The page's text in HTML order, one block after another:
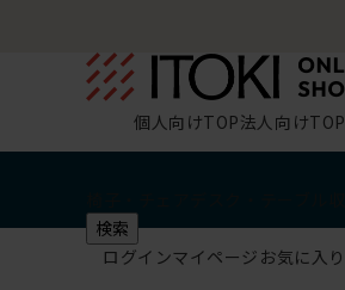
個人向けTOP法人向けTOP
検索
ログインマイページ お気に入り